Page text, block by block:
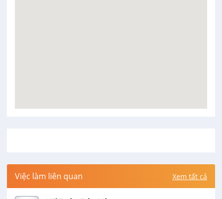
Việc làm liên quan Xem tất cả